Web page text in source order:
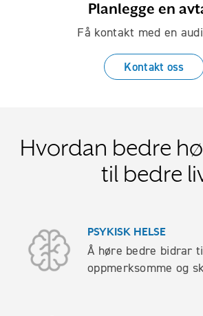
Planlegge en
Få kontakt med en
Kontakt oss
Hvordan bedre
til bedre
PSYKISK HELSE
Å høre bedre bidrar
oppmerksomme og